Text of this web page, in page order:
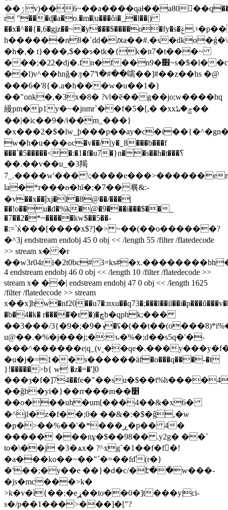
��ۯv)��6~��a����ɋaƚ��a80�ُ�q���=���ej9z��"df�4v�ǀt�p� v�
r "���ɖ�a�o.�m�|u���ȏi�_�l��|)
��x�^��{�,6�gjz��~�y���$����o�fy�s�ݝ.ˠ�p��-
�h�,� t}���,$��s�tk�{k�n7�t���~
���;�22�dj�.fn�f��n9�ܽ׎~s�$�l��c�@�)�a�ͺ���7-
��l)v^��hnǧ�ԓ�7٦�#��嚅��]#��z��hs �@
���6�'8{�.a�h���w�u��1�}
��"onk�,�3x�8� ?vl�ӗ��g��jo;w����hq
縵pm�p1y�~�jnmr`��f�5�[,� �xxݮ�ط��
��|�ic��9�/i��m_���}
w�h�u���ߋc�v��/|y�_8���b���f
���`�5�����<�:�1�f�u7�}n��s��h�t���؟
��.��v��u_�3羯
7_.����w'��� \;����e���>������e
la�*r���ө�hȉ�;�7��룎&:-
�v��x��ĵxj�l�8@��/���|
��!o��u�d�%k�@�9���i���$��_
�7��2�*~�����kw$��5��-
�:=`ќ���[����x$?]�> ~��(��o������?
�^3j endstream endobj 45 0 obj << /length 55 /filter /flatedecode
>> stream x� �r
��w3r04ri�2t0bc#
4 endstream endobj 46 0 obj << /length 10 /filter /flatedecode >>
stream x� ��| endstream endobj 47 0 obj << /length 1625
/filter /flatedecode >> stream
�b�4�k� r����҇�r �)�ڇb�qphk;���
��3���/3{�9�;�9�ܙ�ʢ�(��t��(o���8)*i%���lb�z�[t�i�e���.f�da����5�3�)������zz�y�z?
u@��.�%�j���j;�:ԅ�%�;d��s5q�'�-
���^������e|q_(vˬ��qe�.���
�u�j�=1��s������ӓf�o���q���-�t
}!�����>b{ w �z�=�']0
��ǧb�yi�}��rr���m��׵
��o���uh�um[���4��&�x6�
�^jl�z�f��;0� ��&�:�$�ĝ,�w
�p�>��%��'�*���ڕ�p�� 4�
����� ���nұ�$��98�� .y2g� ��`
to�\��j �3�ѧx� ?^xg`�1��f�f�!
�a���ko��~��"ˊ�=��fď(r�}
�'��;�y��e ��}�d�c/�է��w���-
�js�mc���>k�
>k�v�ì{��;�eړ��to��0�]t���y|ci-
s�/p��1���>���]�["?